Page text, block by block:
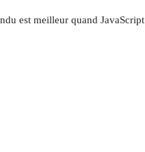
est meilleur quand JavaScript